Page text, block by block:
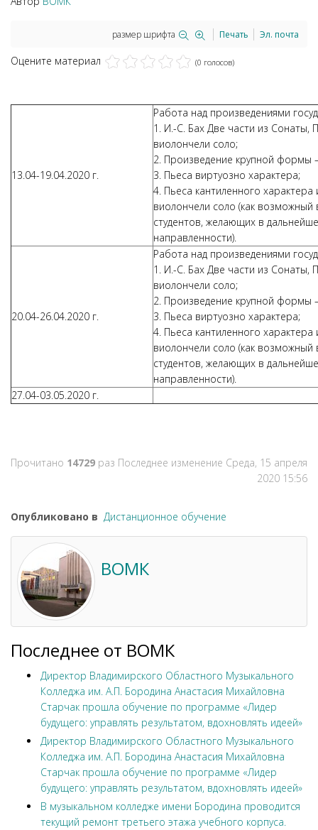
размер шрифта Печать Эл. почта
Оцените материал (0 голосов)
13.04-19.04.2020 г.
Работа над произведениями
1. И.-С. Бах Две части из Сонаты,
виолончели соло;
2. Произведение крупной формы
3. Пьеса виртуозно характера;
4. Пьеса кантиленного характера
виолончели соло (как
студентов, желающих в
направленности).
20.04-26.04.2020 г.
Работа над произведениями
1. И.-С. Бах Две части из Сонаты,
виолончели соло;
2. Произведение крупной формы
3. Пьеса виртуозно характера;
4. Пьеса кантиленного характера
виолончели соло (как
студентов, желающих в
направленности).
27.04-03.05.2020 г.
Прочитано 14729 раз Последнее изменение Среда, 15 апреля
2020 15:56
Опубликовано в Дистанционное обучение
ВОМК
Последнее от ВОМК
Директор Владимирского Областного Музыкального
Колледжа им. А.П. Бородина Анастасия Михайловна
Старчак прошла обучение по программе «Лидер
будущего: управлять результатом, вдохновлять идеей»
Директор Владимирского Областного Музыкального
Колледжа им. А.П. Бородина Анастасия Михайловна
Старчак прошла обучение по программе «Лидер
будущего: управлять результатом, вдохновлять идеей»
В музыкальном колледже имени Бородина проводится
текущий ремонт третьего этажа учебного корпуса.